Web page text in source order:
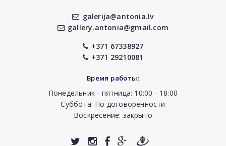
galerija@antonia.lv
gallery.antonia@gmail.com
+371 67338927
+371 29210081
Время работы:
Понедельник - пятница: 10:00 - 18:00
Суббота: По договоренности
Воскресение: закрыто